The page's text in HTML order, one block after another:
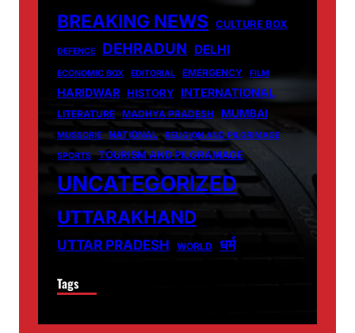
BREAKING NEWS CULTURE BOX
DEFENCE DEHRADUN DELHI
ECONOMIC BOX EDITORIAL EMERGENCY FILM
HARIDWAR HISTORY INTERNATIONAL
LITERATURE MADHYA PRADESH MUMBAI
MUSSORIE NATIONAL
RELIGION AND PILGRIMAGE
SPORTS
TOURISM AND PILGRAMAGE
UNCATEGORIZED
UTTARAKHAND
UTTAR PRADESH WORLD धर्म
Tags